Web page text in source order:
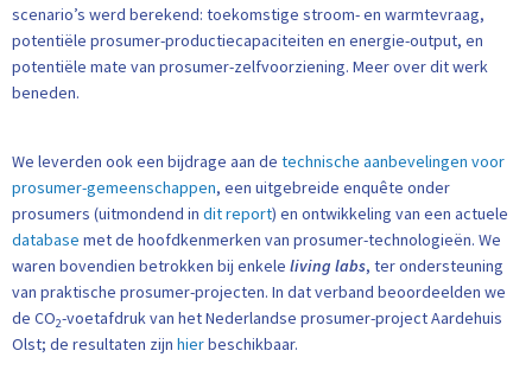
scenario’s werd berekend: toekomstige stroom- en warmtevraag,
potentiële prosumer-productiecapaciteiten en energie-output, en
potentiële mate van prosumer-zelfvoorziening. Meer over dit werk
beneden.
We leverden ook een bijdrage aan de technische aanbevelingen voor
prosumer-gemeenschappen, een uitgebreide enquête onder
prosumers (uitmondend in dit report) en ontwikkeling van een actuele
database met de hoofdkenmerken van prosumer-technologieën. We
waren bovendien betrokken bij enkele living labs, ter ondersteuning
van praktische prosumer-projecten. In dat verband beoordeelden we
de CO2-voetafdruk van het Nederlandse prosumer-project Aardehuis
Olst; de resultaten zijn hierbeschikbaar.